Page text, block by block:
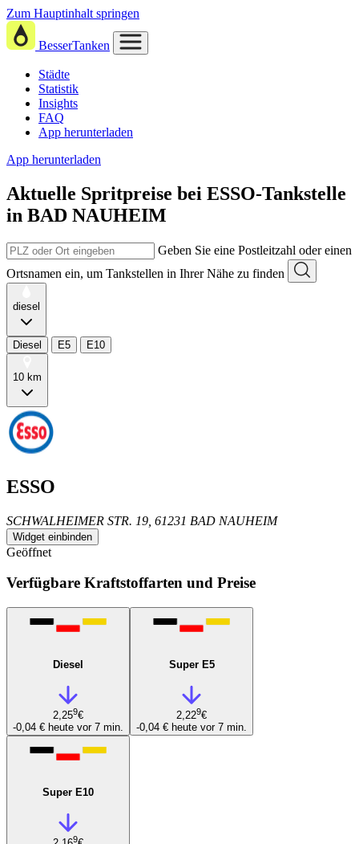
Zum Hauptinhalt springen
BesserTanken
Städte
Statistik
Insights
FAQ
App herunterladen
App herunterladen
Aktuelle Spritpreise bei ESSO-Tankstelle
in BAD NAUHEIM
Geben Sie eine Postleitzahl oder einen
Ortsnamen ein, um Tankstellen in Ihrer Nähe zu finden
diesel
Diesel E5 E10
10 km
ESSO
SCHWALHEIMER STR. 19, 61231 BAD NAUHEIM
Widget einbinden
Geöffnet
Verfügbare Kraftstoffarten und Preise
Diesel
2,259€
-0,04 € heute vor 7 min.
Super E5
2,229€
-0,04 € heute vor 7 min.
Super E10
9